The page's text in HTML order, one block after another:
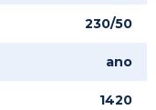
230/50
ano
1420